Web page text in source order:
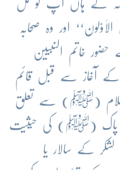
کے ہاں آپ کو مل
اور وہ صحابہ
خاتم النبیین
آغاز سے قبل قائم
اسلام (ﷺ) سے تعلق
پاک (ﷺ) کی حیثیت
کے سالار یا